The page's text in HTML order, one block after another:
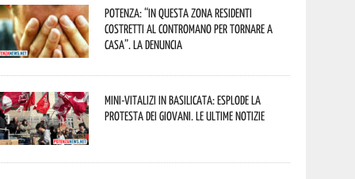
Potenza: “In questa zona residenti
costretti al contromano per tornare a
casa”. La denuncia
Mini-vitalizi in Basilicata: esplode la
protesta dei giovani. Le ultime notizie